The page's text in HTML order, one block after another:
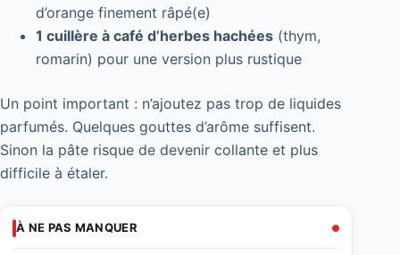
d’orange finement râpé(e)
1 cuillère à café d’herbes hachées (thym,
romarin) pour une version plus rustique
Un point important : n’ajoutez pas trop de liquides
parfumés. Quelques gouttes d’arôme suffisent.
Sinon la pâte risque de devenir collante et plus
difficile à étaler.
À NE PAS MANQUER